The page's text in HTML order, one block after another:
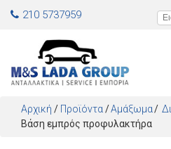
Jump to navigation
210 5737959
Αρχική / Προϊόντα /Αμάξωμα
Βάση εμπρός προφυλακτήρα